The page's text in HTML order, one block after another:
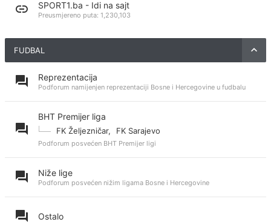
SPORT1.ba - Idi na sajt
Preusmjereno puta: 1,230,103
FUDBAL
Reprezentacija
Podforum namijenjen reprezentaciji Bosne i Hercegovine u fudbalu
BHT Premijer liga
FK Željezničar, FK Sarajevo
Podforum posvećen BHT Premijer ligi
Niže lige
Podforum posvećen nižim ligama Bosne i Hercegovine
Ostalo